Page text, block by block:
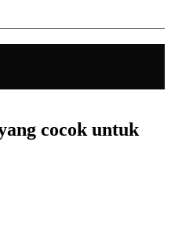
cocok untuk